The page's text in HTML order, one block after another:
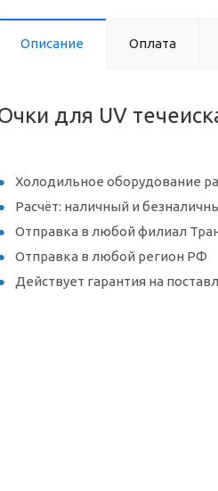
Описание Оплата
для UV
Холодильное оборудование
Расчёт: наличный и
Отправка в любой филиал
Отправка в любой регион РФ
Действует гарантия на